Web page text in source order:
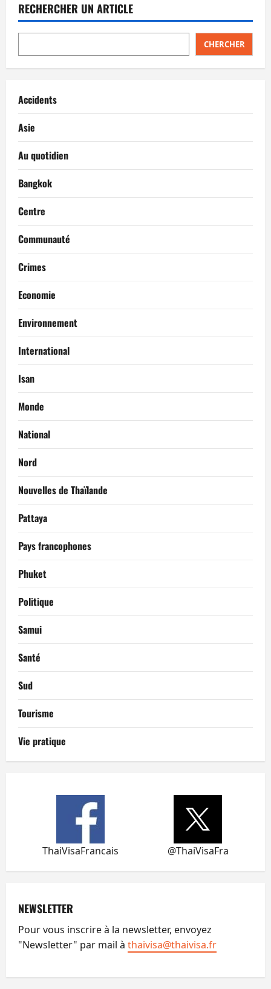
RECHERCHER UN ARTICLE
CHERCHER
Accidents
Asie
Au quotidien
Bangkok
Centre
Communauté
Crimes
Economie
Environnement
International
Isan
Monde
National
Nord
Nouvelles de Thaïlande
Pattaya
Pays francophones
Phuket
Politique
Samui
Santé
Sud
Tourisme
Vie pratique
ThaiVisaFrancais @ThaiVisaFra
NEWSLETTER
Pour vous inscrire à la newsletter, envoyez
"Newsletter" par mail à thaivisa@thaivisa.fr